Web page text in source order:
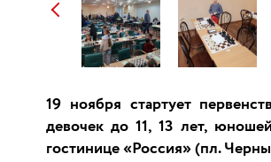
19 ноября стартует
девочек до 11, 13 лет,
гостинице «Россия» (пл.